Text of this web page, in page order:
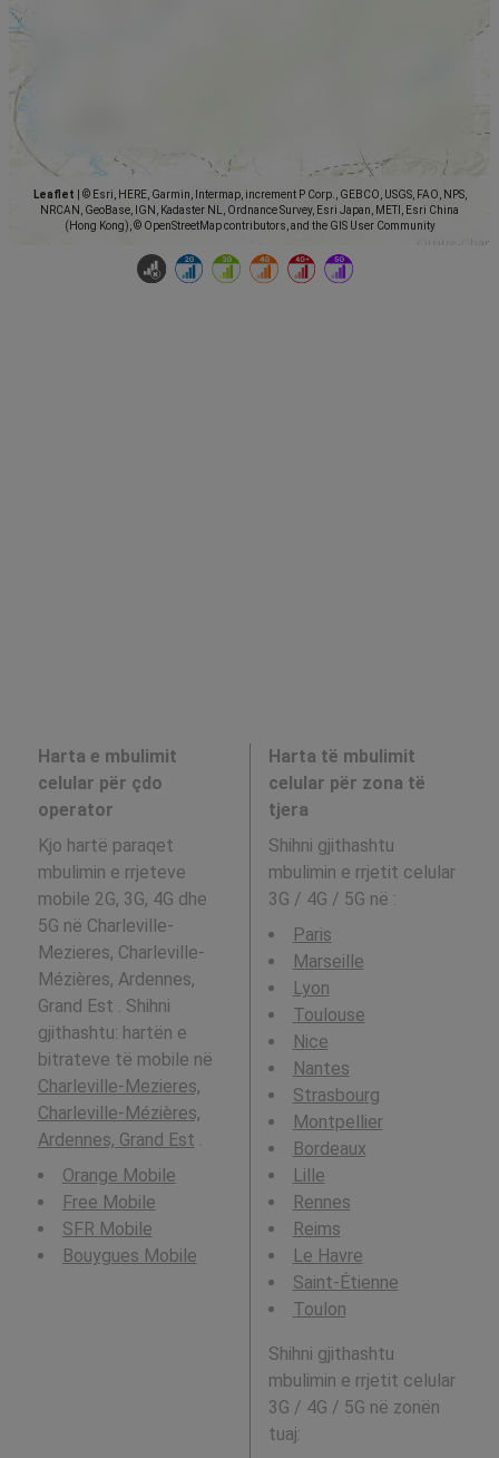
Leaflet
© Esri, HERE, Garmin, Intermap, increment P Corp., GEBCO, USGS, FAO, NPS,
NRCAN, GeoBase, IGN, Kadaster NL, Ordnance Survey, Esri Japan, METI, Esri China
(Hong Kong), © OpenStreetMap contributors, and the GIS User Community
Harta e mbulimit
celular për çdo
operator
Kjo hartë paraqet
mbulimin e rrjeteve
mobile 2G, 3G, 4G dhe
5G në Charleville-
Mezieres, Charleville-
Mézières, Ardennes,
Grand Est . Shihni
gjithashtu: hartën e
bitrateve të mobile në
Charleville-Mezieres,
Charleville-Mézières,
Ardennes, Grand Est .
Orange Mobile
Free Mobile
SFR Mobile
Bouygues Mobile
Harta të mbulimit
celular për zona të
tjera
Shihni gjithashtu
mbulimin e rrjetit celular
3G / 4G / 5G në :
Paris
Marseille
Lyon
Toulouse
Nice
Nantes
Strasbourg
Montpellier
Bordeaux
Lille
Rennes
Reims
Le Havre
Saint-Étienne
Toulon
Shihni gjithashtu
mbulimin e rrjetit celular
3G / 4G / 5G në zonën
tuaj: